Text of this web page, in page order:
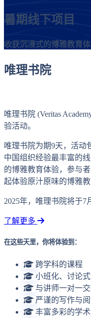
暑期线下项目
收获沉浸式的博雅教育
唯理书院
唯理书院 (Veritas
验活动。
唯理书院为期9天，活动
中国组织经验最丰富的
的博雅教育体验，参与
起体验原汁原味的博雅教
2025年，唯理书院将于7
了解更多
在这些天里，你将体验到：
跨学科的课程
小班化、讨论式
与讲师一对一
严谨的写作与
丰富多彩的学